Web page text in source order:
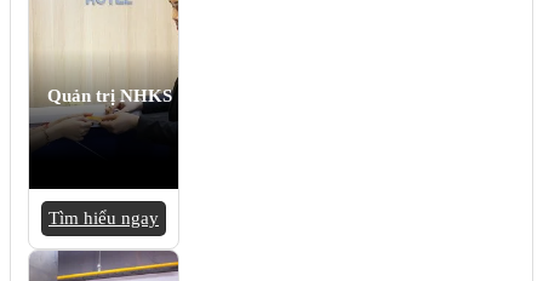
Quản trị NHKS
Tìm hiểu ngay